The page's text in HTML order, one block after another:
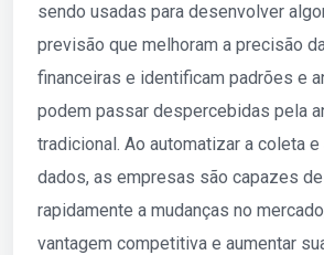
sendo usadas para desenvolver
previsão que melhoram a precisão
financeiras e identificam padrões e
podem passar despercebidas pela
tradicional. Ao automatizar a coleta
dados, as empresas são capazes
rapidamente a mudanças no
vantagem competitiva e aumentar